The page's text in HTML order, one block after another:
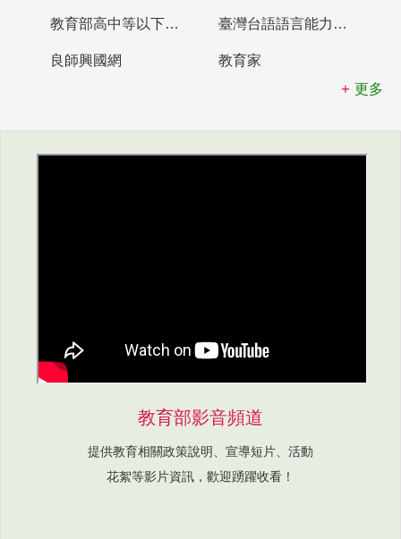
教育部高中等以下學校及幼兒園教師資格檢定考試 臺灣台語語言能力認證網站
良師興國網
教育家
更多
教育部影音頻道
提供教育相關政策說明、宣導短片、活動
花絮等影片資訊，歡迎踴躍收看！